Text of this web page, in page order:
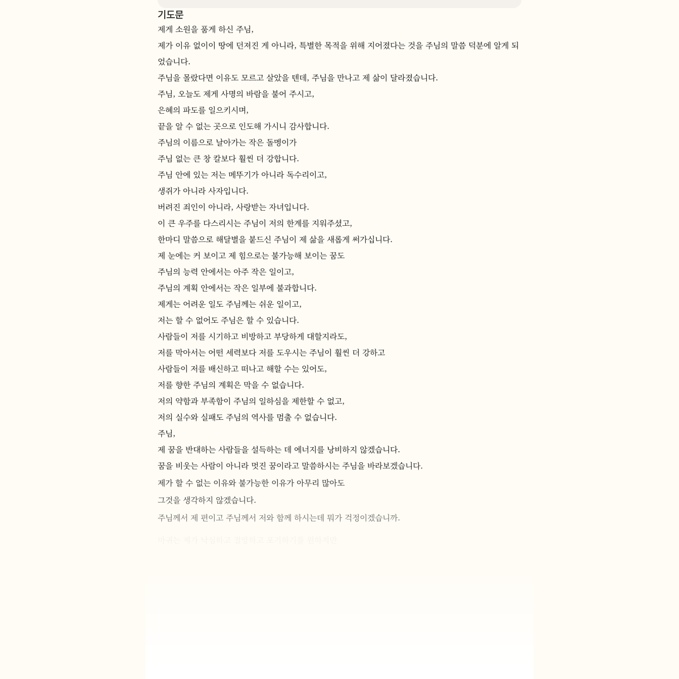
기도문
제게 소원을 품게 하신 주님,
제가 이유 없이이 땅에 던져진 게 아니라, 특별한 목적을 위해 지어졌다는 것을 주님의 말씀 덕분에 알게 되
었습니다.
주님을 몰랐다면 이유도 모르고 살았을 텐데, 주님을 만나고 제 삶이 달라졌습니다.
주님, 오늘도 제게 사명의 바람을 불어 주시고,
은혜의 파도를 일으키시며,
끝을 알 수 없는 곳으로 인도해 가시니 감사합니다.
주님의 이름으로 날아가는 작은 돌멩이가
주님 없는 큰 창 칼보다 훨씬 더 강합니다.
주님 안에 있는 저는 메뚜기가 아니라 독수리이고,
생쥐가 아니라 사자입니다.
버려진 죄인이 아니라, 사랑받는 자녀입니다.
이 큰 우주를 다스리시는 주님이 저의 한계를 지워주셨고,
한마디 말씀으로 해달별을 붙드신 주님이 제 삶을 새롭게 써가십니다.
제 눈에는 커 보이고 제 힘으로는 불가능해 보이는 꿈도
주님의 능력 안에서는 아주 작은 일이고,
주님의 계획 안에서는 작은 일부에 불과합니다.
제게는 어려운 일도 주님께는 쉬운 일이고,
저는 할 수 없어도 주님은 할 수 있습니다.
사람들이 저를 시기하고 비방하고 부당하게 대할지라도,
저를 막아서는 어떤 세력보다 저를 도우시는 주님이 훨씬 더 강하고
사람들이 저를 배신하고 떠나고 해할 수는 있어도,
저를 향한 주님의 계획은 막을 수 없습니다.
저의 약함과 부족함이 주님의 일하심을 제한할 수 없고,
저의 실수와 실패도 주님의 역사를 멈출 수 없습니다.
주님,
제 꿈을 반대하는 사람들을 설득하는 데 에너지를 낭비하지 않겠습니다.
꿈을 비웃는 사람이 아니라 멋진 꿈이라고 말씀하시는 주님을 바라보겠습니다.
제가 할 수 없는 이유와 불가능한 이유가 아무리 많아도
그것을 생각하지 않겠습니다.
주님께서 제 편이고 주님께서 저와 함께 하시는데 뭐가 걱정이겠습니까.